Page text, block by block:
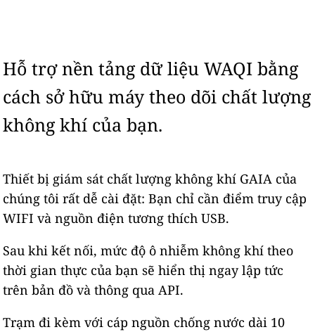
Hỗ trợ nền tảng dữ liệu WAQI bằng
cách sở hữu máy theo dõi chất lượng
không khí của bạn.
Thiết bị giám sát chất lượng không khí GAIA của
chúng tôi rất dễ cài đặt: Bạn chỉ cần điểm truy cập
WIFI và nguồn điện tương thích USB.
Sau khi kết nối, mức độ ô nhiễm không khí theo
thời gian thực của bạn sẽ hiển thị ngay lập tức
trên bản đồ và thông qua API.
Trạm đi kèm với cáp nguồn chống nước dài 10